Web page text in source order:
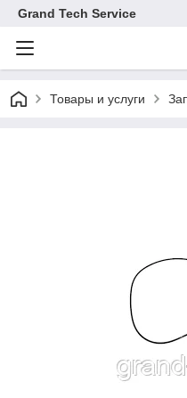
Grand Tech Service
Товары и услуги